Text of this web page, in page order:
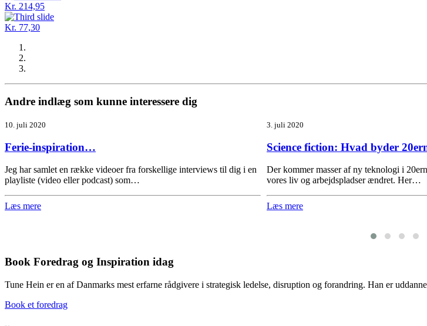
Kr. 214,95
Kr. 77,30
Andre indlæg som kunne interessere dig
10. juli 2020
Ferie-inspiration…
Jeg har samlet en række videoer fra forskellige interviews til dig i en
playliste (video eller podcast) som…
Læs mere
3. juli 2020
Science fiction: Hvad byder
Der kommer masser af ny teknologi i
vores liv og arbejdspladser ændret. Her…
Læs mere
Book Foredrag og Inspiration idag
Tune Hein er en af Danmarks mest erfarne rådgivere i strategisk ledelse, disruption og forandring. Han er
Book et foredrag